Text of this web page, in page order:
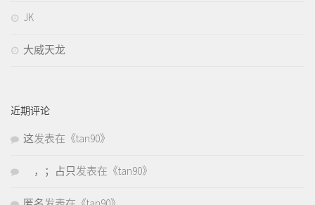
JK
大威天龙
近期评论
这发表在《tan90》
，；占只发表在《tan90》